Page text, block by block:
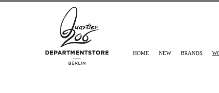
HOME NEW BRANDS